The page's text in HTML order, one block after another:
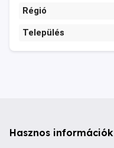
Régió
Település
Hasznos információk